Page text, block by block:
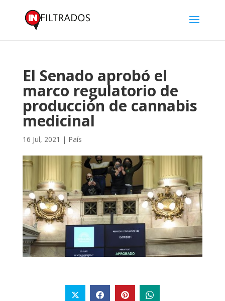
El Senado aprobó el
marco regulatorio de
producción de cannabis
medicinal
16 Jul, 2021 | País